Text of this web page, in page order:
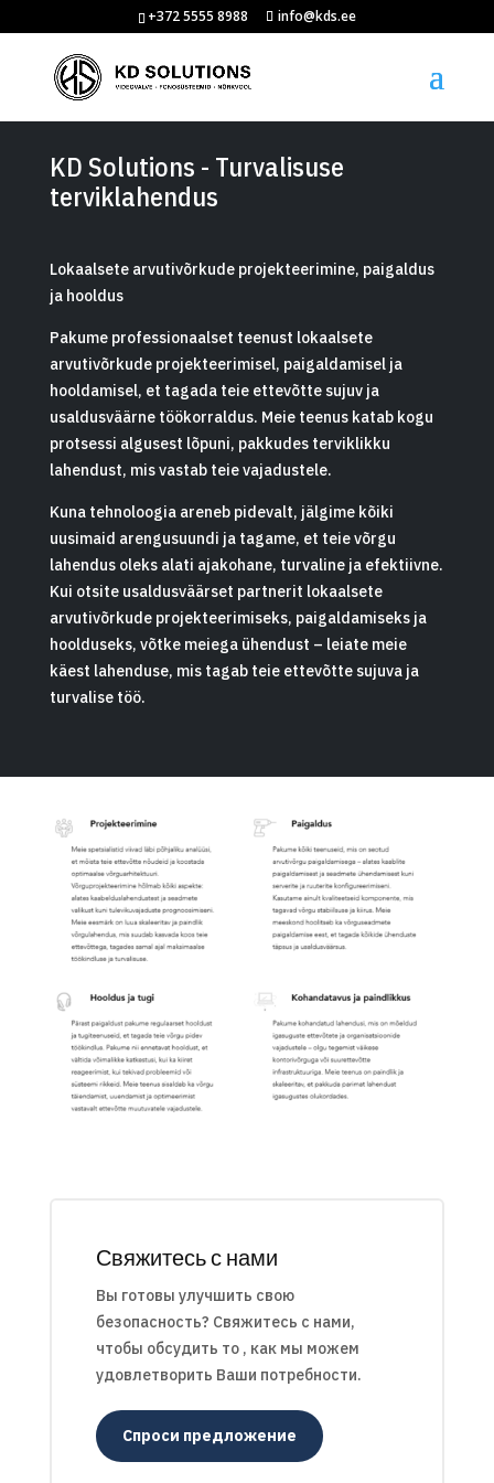
+372 5555 8988 info@kds.ee
KD Solutions - Turvalisuse
terviklahendus
Lokaalsete arvutivõrkude projekteerimine, paigaldus
ja hooldus
Pakume professionaalset teenust lokaalsete
arvutivõrkude projekteerimisel, paigaldamisel ja
hooldamisel, et tagada teie ettevõtte sujuv ja
usaldusväärne töökorraldus. Meie teenus katab kogu
protsessi algusest lõpuni, pakkudes terviklikku
lahendust, mis vastab teie vajadustele.
​Kuna tehnoloogia areneb pidevalt, jälgime kõiki
uusimaid arengusuundi ja tagame, et teie võrgu
lahendus oleks alati ajakohane, turvaline ja efektiivne.
Kui otsite usaldusväärset partnerit lokaalsete
arvutivõrkude projekteerimiseks, paigaldamiseks ja
hoolduseks, võtke meiega ühendust – leiate meie
käest lahenduse, mis tagab teie ettevõtte sujuva ja
turvalise töö.
Свяжитесь с нами
Вы готовы улучшить свою
безопасность? Свяжитесь с нами,
чтобы обсудить то , как мы можем
удовлетворить Ваши потребности.
Спроси предложение